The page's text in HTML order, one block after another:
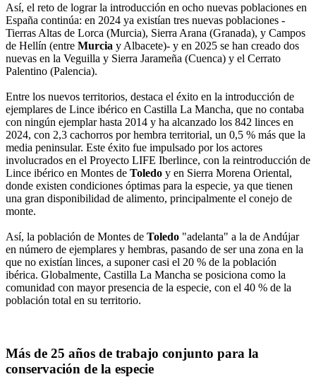
Así, el reto de lograr la introducción en ocho nuevas poblaciones en
España continúa: en 2024 ya existían tres nuevas poblaciones -
Tierras Altas de Lorca (Murcia), Sierra Arana (Granada), y Campos
de Hellín (entre Murcia y Albacete)- y en 2025 se han creado dos
nuevas en la Veguilla y Sierra Jarameña (Cuenca) y el Cerrato
Palentino (Palencia).
Entre los nuevos territorios, destaca el éxito en la introducción de
ejemplares de Lince ibérico en Castilla La Mancha, que no contaba
con ningún ejemplar hasta 2014 y ha alcanzado los 842 linces en
2024, con 2,3 cachorros por hembra territorial, un 0,5 % más que la
media peninsular. Este éxito fue impulsado por los actores
involucrados en el Proyecto LIFE Iberlince, con la reintroducción de
Lince ibérico en Montes de Toledo y en Sierra Morena Oriental,
donde existen condiciones óptimas para la especie, ya que tienen
una gran disponibilidad de alimento, principalmente el conejo de
monte.
Así, la población de Montes de Toledo "adelanta" a la de Andújar
en número de ejemplares y hembras, pasando de ser una zona en la
que no existían linces, a suponer casi el 20 % de la población
ibérica. Globalmente, Castilla La Mancha se posiciona como la
comunidad con mayor presencia de la especie, con el 40 % de la
población total en su territorio.
Más de 25 años de trabajo conjunto para la
conservación de la especie